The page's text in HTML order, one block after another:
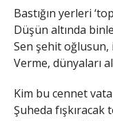
Bastığın yerleri
Düşün altında
Sen şehit oğlusun,
Verme, dünyaları
Kim bu cennet
Şuheda fışkıracak